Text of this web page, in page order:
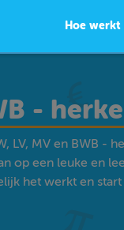
Hoe werkt
-
LV, MV en BWB -
op een leuke en
het werkt en